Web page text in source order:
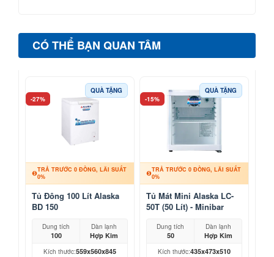
CÓ THỂ BẠN QUAN TÂM
-27%
QUÀ TẶNG
TRẢ TRƯỚC 0 ĐỒNG, LÃI SUẤT
0%
Tủ Đông 100 Lít Alaska
BD 150
Dung tích
100
Dàn lạnh
Hợp Kim
Kích thước:559x560x845
-15%
QUÀ TẶNG
TRẢ TRƯỚC 0 ĐỒNG, LÃI SUẤT
0%
Tủ Mát Mini Alaska LC-
50T (50 Lít) - Minibar
Dung tích
50
Dàn lạnh
Hợp Kim
Kích thước:435x473x510